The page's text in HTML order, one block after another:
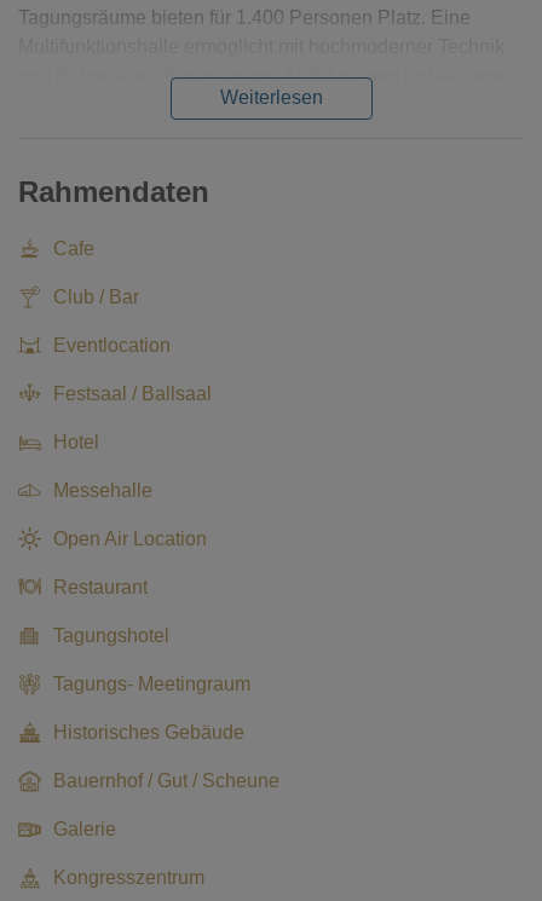
Tagungsräume bieten für 1.400 Personen Platz. Eine
und Bühne auch Konzerte und Aufführungen im Welcome
Weiterlesen
Rahmendaten
Cafe
Club / Bar
Eventlocation
Festsaal / Ballsaal
Hotel
Messehalle
Open Air Location
Restaurant
Tagungshotel
Tagungs- Meetingraum
Historisches Gebäude
Bauernhof / Gut / Scheune
Galerie
Kongresszentrum